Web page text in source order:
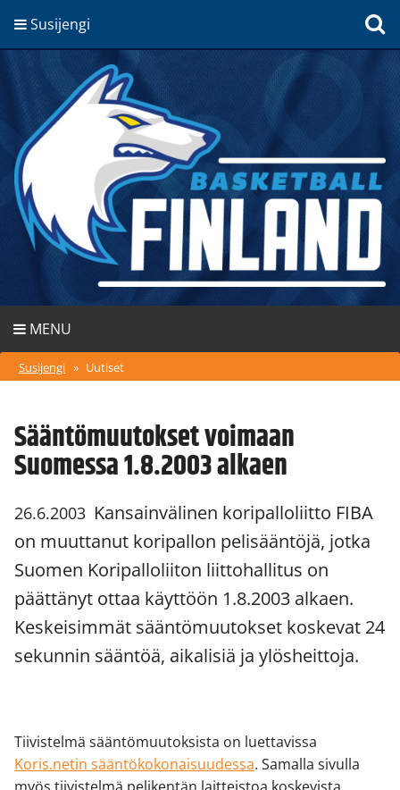
Susijengi
MENU
Susijengi » Uutiset
Sääntömuutokset voimaan
Suomessa 1.8.2003 alkaen
26.6.2003 Kansainvälinen koripalloliitto FIBA
on muuttanut koripallon pelisääntöjä, jotka
Suomen Koripalloliiton liittohallitus on
päättänyt ottaa käyttöön 1.8.2003 alkaen.
Keskeisimmät sääntömuutokset koskevat 24
sekunnin sääntöä, aikalisiä ja ylösheittoja.
Tiivistelmä sääntömuutoksista on luettavissa
Koris.netin sääntökokonaisuudessa. Samalla sivulla